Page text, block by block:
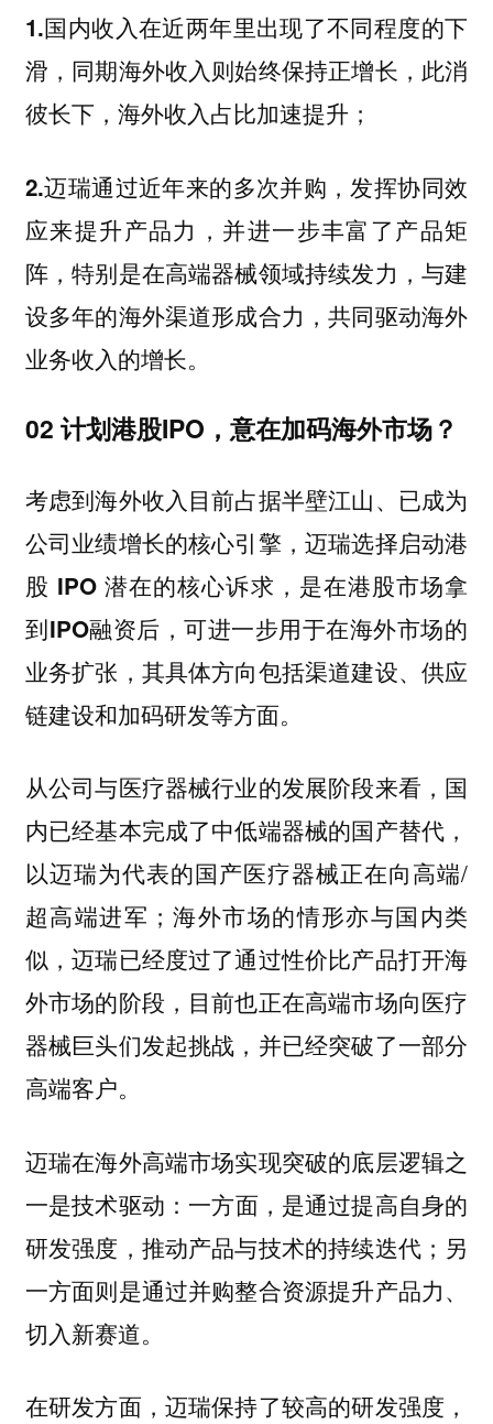
1.国内收入在近两年里出现了不同程度的下
滑，同期海外收入则始终保持正增长，此消
彼长下，海外收入占比加速提升；
2.迈瑞通过近年来的多次并购，发挥协同效
应来提升产品力，并进一步丰富了产品矩
阵，特别是在高端器械领域持续发力，与建
设多年的海外渠道形成合力，共同驱动海外
业务收入的增长。
02 计划港股IPO，意在加码海外市场？
考虑到海外收入目前占据半壁江山、已成为
公司业绩增长的核心引擎，迈瑞选择启动港
股 IPO 潜在的核心诉求，是在港股市场拿
到IPO融资后，可进一步用于在海外市场的
业务扩张，其具体方向包括渠道建设、供应
链建设和加码研发等方面。
从公司与医疗器械行业的发展阶段来看，国
内已经基本完成了中低端器械的国产替代，
以迈瑞为代表的国产医疗器械正在向高端/
超高端进军； 海外市场的情形亦与国内类
似，迈瑞已经度过了通过性价比产品打开海
外市场的阶段，目前也正在高端市场向医疗
器械巨头们发起挑战，并已经突破了一部分
高端客户。
迈瑞在海外高端市场实现突破的底层逻辑之
一是技术驱动： 一方面，是通过提高自身的
研发强度，推动产品与技术的持续迭代；另
一方面则是通过并购整合资源提升产品力、
切入新赛道。
在研发方面，迈瑞保持了较高的研发强度，